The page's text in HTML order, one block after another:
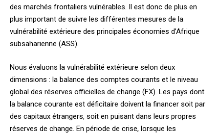
des marchés frontaliers vulnérables. Il est donc de plus en
plus important de suivre les différentes mesures de la
vulnérabilité extérieure des principales économies d’Afrique
subsaharienne (ASS).
Nous évaluons la vulnérabilité extérieure selon deux
dimensions : la balance des comptes courants et le niveau
global des réserves officielles de change (FX). Les pays dont
la balance courante est déficitaire doivent la financer soit par
des capitaux étrangers, soit en puisant dans leurs propres
réserves de change. En période de crise, lorsque les